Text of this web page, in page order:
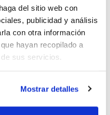
del sitio web con
publicidad y análisis
con otra información
hayan recopilado a
sus servicios.
Mostrar detalles
años actuando en
baloncesto
como comisario,
le otorgó hace